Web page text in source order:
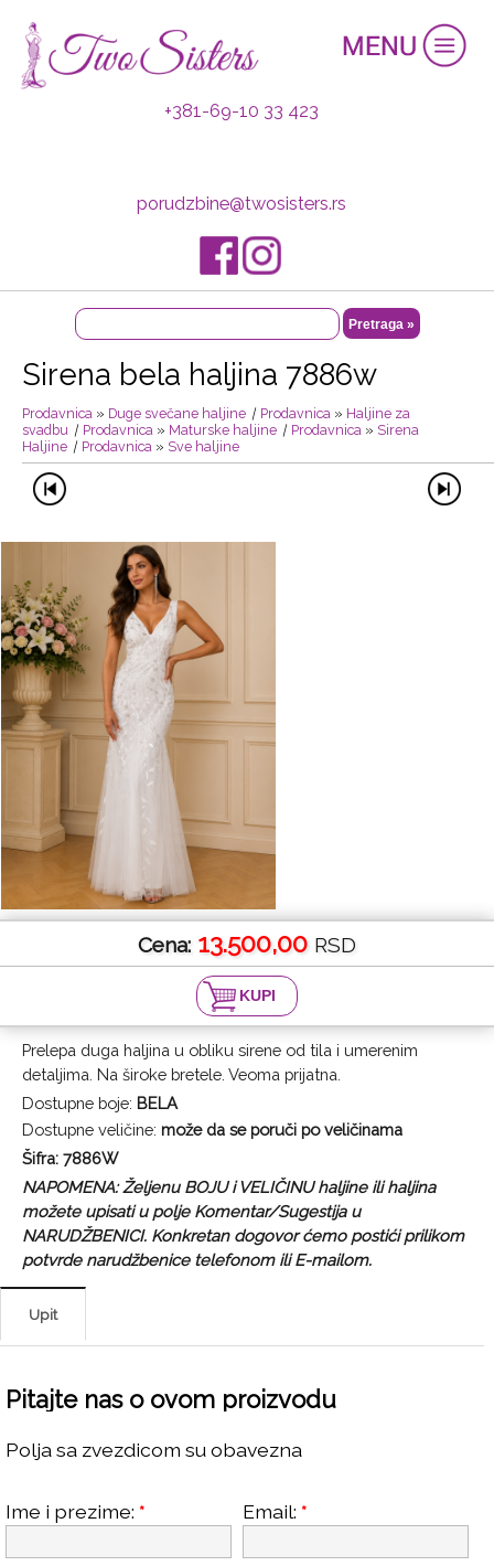
+381-69-10 33 423
porudzbine@twosisters.rs
Sirena bela haljina 7886w
Prodavnica » Duge svečane haljine | Prodavnica » Haljine za
svadbu | Prodavnica » Maturske haljine | Prodavnica » Sirena
Haljine | Prodavnica » Sve haljine
Cena: 13.500,00 RSD
Prelepa duga haljina u obliku sirene od tila i umerenim
detaljima. Na široke bretele. Veoma prijatna.
Dostupne boje: BELA
Dostupne veličine: može da se poruči po veličinama
Šifra: 7886W
NAPOMENA: Željenu BOJU i VELIČINU haljine ili haljina
možete upisati u polje Komentar/Sugestija u
NARUDŽBENICI. Konkretan dogovor ćemo postići prilikom
potvrde narudžbenice telefonom ili E-mailom.
Upit